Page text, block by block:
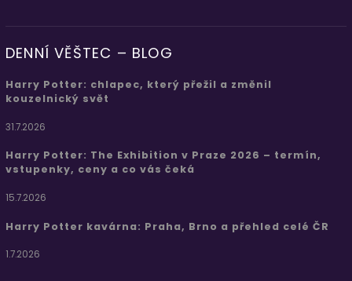
DENNÍ VĚŠTEC – BLOG
Harry Potter: chlapec, který přežil a změnil
kouzelnický svět
31.7.2026
Harry Potter: The Exhibition v Praze 2026 – termín,
vstupenky, ceny a co vás čeká
15.7.2026
Harry Potter kavárna: Praha, Brno a přehled celé ČR
1.7.2026